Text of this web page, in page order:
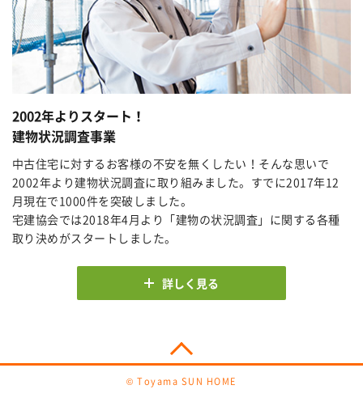
2002年よりスタート！
建物状況調査事業
中古住宅に対するお客様の不安を無くしたい！そんな思いで
2002年より建物状況調査に取り組みました。すでに2017年12
月現在で1000件を突破しました。
宅建協会では2018年4月より「建物の状況調査」に関する各種
取り決めがスタートしました。
詳しく見る
© Toyama SUN HOME